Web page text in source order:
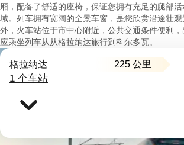
厢，配备了舒适的座椅，保证您拥有充足的腿部
域。列车拥有宽阔的全景车窗，是您欣赏沿途壮
外，火车站位于市中心附近，公共交通条件便利
应乘坐列车从从格拉纳达旅行到科尔多瓦。
格拉纳达 225 公里
1 个车站